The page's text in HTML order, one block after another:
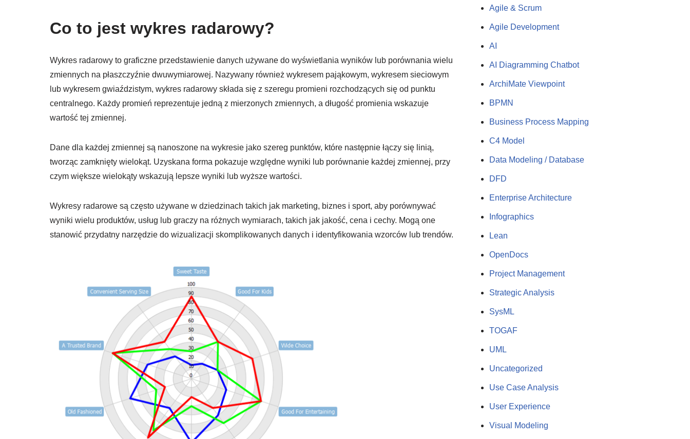
Co to jest wykres radarowy?
Wykres radarowy to graficzne przedstawienie danych używane do wyświetlania wyników lub porównania wielu
zmiennych na płaszczyźnie dwuwymiarowej. Nazywany również wykresem pająkowym, wykresem sieciowym
lub wykresem gwiaździstym, wykres radarowy składa się z szeregu promieni rozchodzących się od punktu
centralnego. Każdy promień reprezentuje jedną z mierzonych zmiennych, a długość promienia wskazuje
wartość tej zmiennej.
Dane dla każdej zmiennej są nanoszone na wykresie jako szereg punktów, które następnie łączy się linią,
tworząc zamknięty wielokąt. Uzyskana forma pokazuje względne wyniki lub porównanie każdej zmiennej, przy
czym większe wielokąty wskazują lepsze wyniki lub wyższe wartości.
Wykresy radarowe są często używane w dziedzinach takich jak marketing, biznes i sport, aby porównywać
wyniki wielu produktów, usług lub graczy na różnych wymiarach, takich jak jakość, cena i cechy. Mogą one
stanowić przydatny narzędzie do wizualizacji skomplikowanych danych i identyfikowania wzorców lub trendów.
Agile & Scrum
Agile Development
AI
AI Diagramming Chatbot
ArchiMate Viewpoint
BPMN
Business Process Mapping
C4 Model
Data Modeling / Database
DFD
Enterprise Architecture
Infographics
Lean
OpenDocs
Project Management
Strategic Analysis
SysML
TOGAF
UML
Uncategorized
Use Case Analysis
User Experience
Visual Modeling